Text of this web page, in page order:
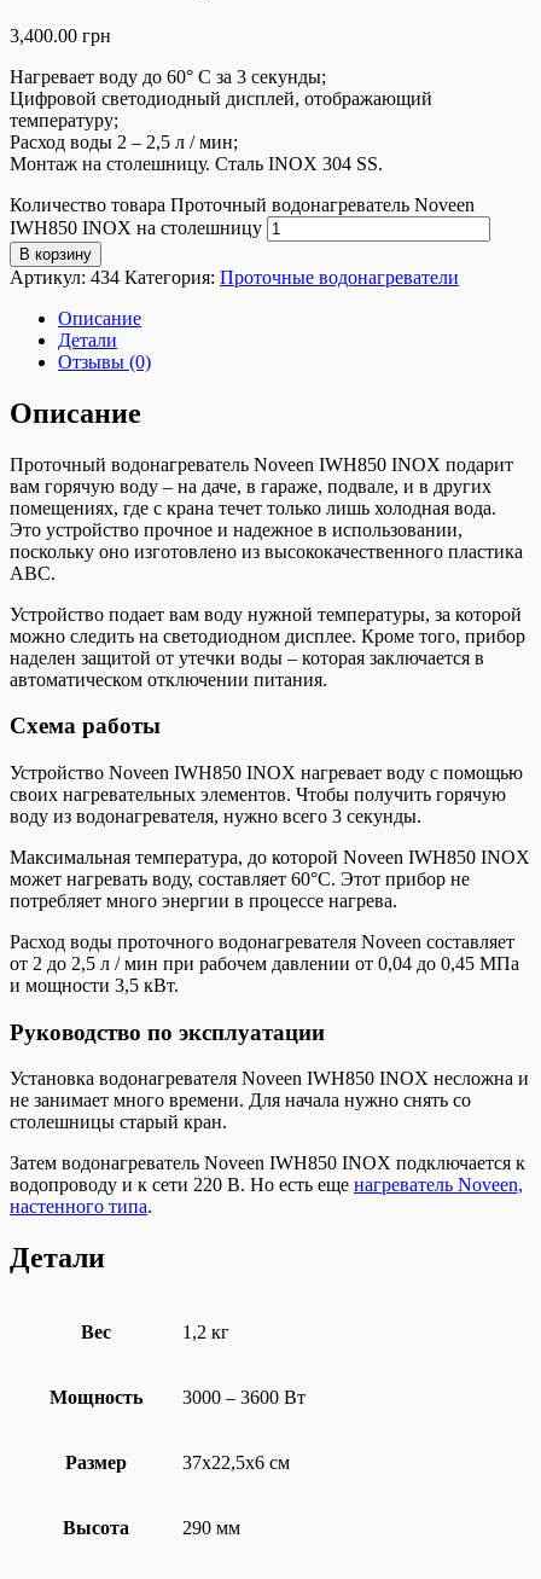
3,400.00 грн
Нагревает воду до 60° С за 3 секунды;
Цифровой светодиодный дисплей, отображающий
температуру;
Расход воды 2 – 2,5 л / мин;
Монтаж на столешницу. Сталь INOX 304 SS.
Количество товара Проточный водонагреватель Noveen
IWH850 INOX на столешницу
В корзину
Артикул: 434 Категория: Проточные водонагреватели
Описание
Детали
Отзывы (0)
Описание
Проточный водонагреватель Noveen IWH850 INOX подарит
вам горячую воду – на даче, в гараже, подвале, и в других
помещениях, где с крана течет только лишь холодная вода.
Это устройство прочное и надежное в использовании,
поскольку оно изготовлено из высококачественного пластика
ABC.
Устройство подает вам воду нужной температуры, за которой
можно следить на светодиодном дисплее. Кроме того, прибор
наделен защитой от утечки воды – которая заключается в
автоматическом отключении питания.
Схема работы
Устройство Noveen IWH850 INOX нагревает воду с помощью
своих нагревательных элементов. Чтобы получить горячую
воду из водонагревателя, нужно всего 3 секунды.
Максимальная температура, до которой Noveen IWH850 INOX
может нагревать воду, составляет 60°C. Этот прибор не
потребляет много энергии в процессе нагрева.
Расход воды проточного водонагревателя Noveen составляет
от 2 до 2,5 л / мин при рабочем давлении от 0,04 до 0,45 МПа
и мощности 3,5 кВт.
Руководство по эксплуатации
Установка водонагревателя Noveen IWH850 INOX несложна и
не занимает много времени. Для начала нужно снять со
столешницы старый кран.
Затем водонагреватель Noveen IWH850 INOX подключается к
водопроводу и к сети 220 В. Но есть еще нагреватель Noveen,
настенного типа.
Детали
Вес 1,2 кг
Мощность 3000 – 3600 Вт
Размер 37х22,5х6 см
Высота 290 мм